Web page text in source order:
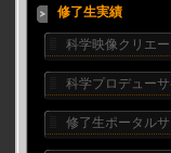
修了生実績
科学映像クリエ
科学プロデュー
修了生ポータルサ